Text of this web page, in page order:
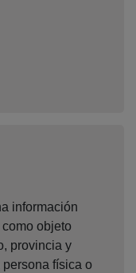
información
objeto
provincia y
física o